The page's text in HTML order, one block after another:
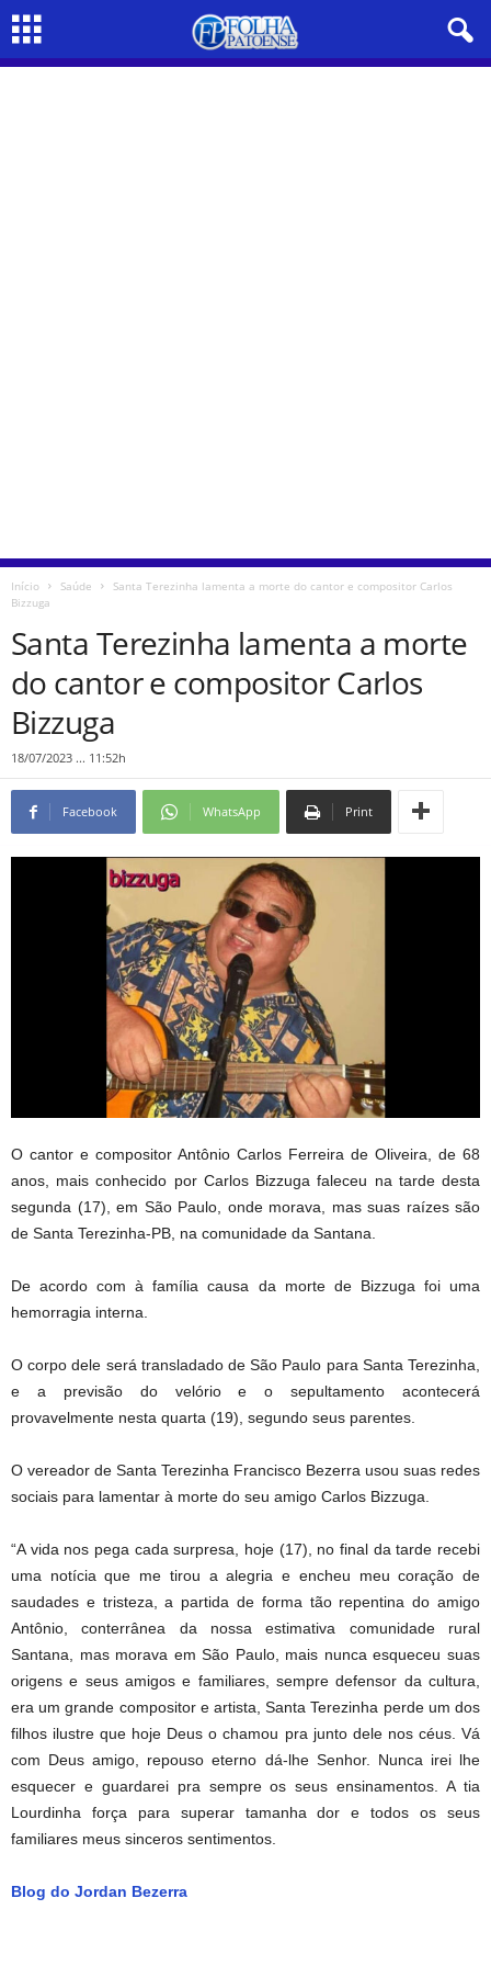
Início Saúde
Santa Terezinha lamenta a morte do cantor e compositor Carlos
Bizzuga
Santa Terezinha lamenta a morte
do cantor e compositor Carlos
Bizzuga
18/07/2023 ... 11:52h
Facebook WhatsApp Print
O cantor e compositor Antônio Carlos Ferreira de Oliveira, de 68
anos, mais conhecido por Carlos Bizzuga faleceu na tarde desta
segunda (17), em São Paulo, onde morava, mas suas raízes são
de Santa Terezinha-PB, na comunidade da Santana.
De acordo com à família causa da morte de Bizzuga foi uma
hemorragia interna.
O corpo dele será transladado de São Paulo para Santa Terezinha,
e a previsão do velório e o sepultamento acontecerá
provavelmente nesta quarta (19), segundo seus parentes.
O vereador de Santa Terezinha Francisco Bezerra usou suas redes
sociais para lamentar à morte do seu amigo Carlos Bizzuga.
“A vida nos pega cada surpresa, hoje (17), no final da tarde recebi
uma notícia que me tirou a alegria e encheu meu coração de
saudades e tristeza, a partida de forma tão repentina do amigo
Antônio, conterrânea da nossa estimativa comunidade rural
Santana, mas morava em São Paulo, mais nunca esqueceu suas
origens e seus amigos e familiares, sempre defensor da cultura,
era um grande compositor e artista, Santa Terezinha perde um dos
filhos ilustre que hoje Deus o chamou pra junto dele nos céus. Vá
com Deus amigo, repouso eterno dá-lhe Senhor. Nunca irei lhe
esquecer e guardarei pra sempre os seus ensinamentos. A tia
Lourdinha força para superar tamanha dor e todos os seus
familiares meus sinceros sentimentos.
Blog do Jordan Bezerra